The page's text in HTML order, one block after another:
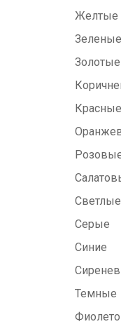
Желтые
Зеленые
Золотые
Красные
Светлые
Серые
Синие
Темные